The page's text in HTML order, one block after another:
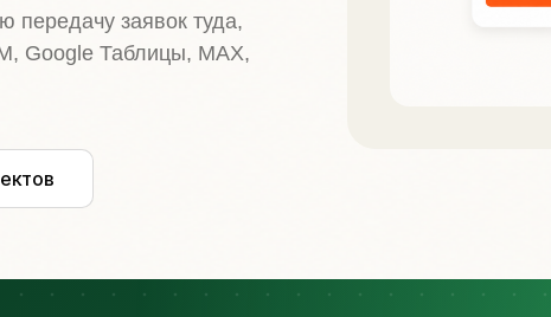
передачу заявок туда,
Google Таблицы, MAX,